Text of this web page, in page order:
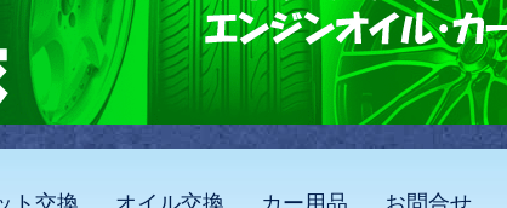
ト交換 オイル交換 カー用品 お問合せ